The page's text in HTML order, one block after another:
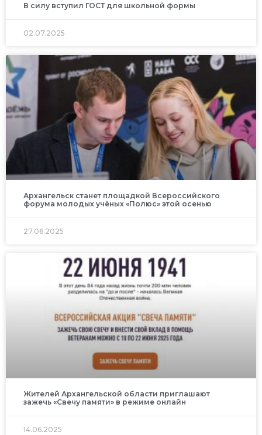
В силу вступил ГОСТ для школьной формы
02.07.2025
Архангельск станет площадкой Всероссийского
форума молодых учёных «Полюс» этой осенью
27.06.2025
Жителей Архангельской области приглашают
зажечь «Свечу памяти» в режиме онлайн
14.06.2025